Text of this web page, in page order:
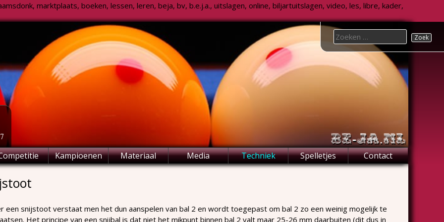
marktplaats, boeken, lessen, leren, beja, bv, b.e.j.a., uitslagen, online, biljartuitslagen, video, les, libre, kader,
Kampioenen Materiaal Media Techniek Spelletjes Contact
Search
for:
een snijstoot verstaat men het dun aanspelen van bal 2 en wordt toegepast om bal 2 zo een weinig mogelijk te
Het principe van een snijbal is dat niet het mikpunt binnen bal 2 valt maar 25-26 mm daarbuiten (dit dus in